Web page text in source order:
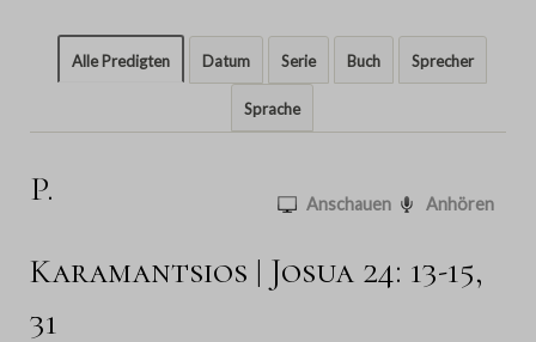
Alle Predigten Datum Serie Buch Sprecher
Sprache
Anschauen Anhören
P.
Karamantsios | Josua 24: 13-15,
31